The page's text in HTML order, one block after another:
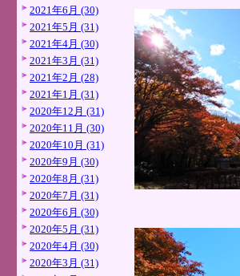
2021年6月 (30)
2021年5月 (31)
2021年4月 (30)
2021年3月 (31)
2021年2月 (28)
2021年1月 (31)
2020年12月 (31)
2020年11月 (30)
2020年10月 (31)
2020年9月 (30)
2020年8月 (31)
2020年7月 (31)
2020年6月 (30)
2020年5月 (31)
2020年4月 (30)
2020年3月 (31)